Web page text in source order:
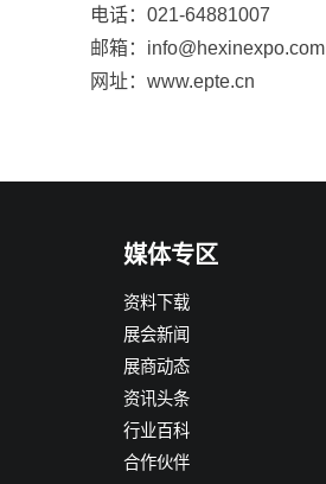
电话：021-64881007
邮箱：info@hexinexpo.com
网址：www.epte.cn
媒体专区
资料下载
展会新闻
展商动态
资讯头条
行业百科
合作伙伴